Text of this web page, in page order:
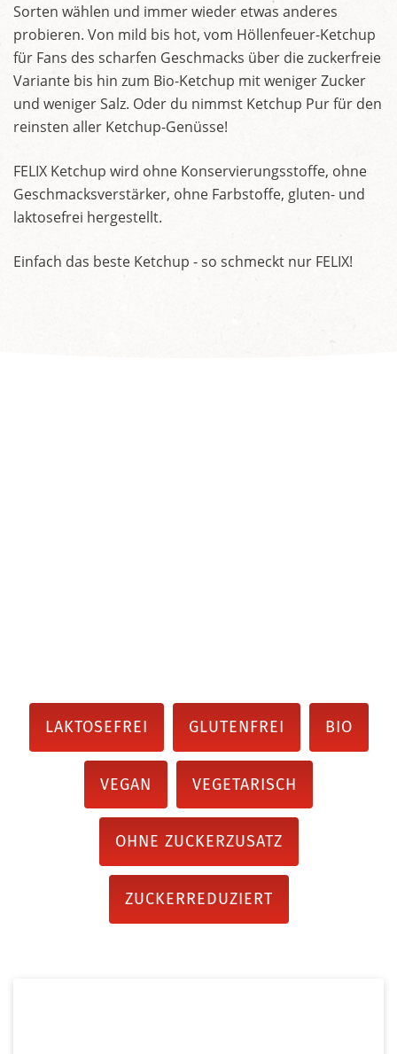
Sorten wählen und immer wieder etwas anderes
probieren. Von mild bis hot, vom Höllenfeuer-Ketchup
für Fans des scharfen Geschmacks über die zuckerfreie
Variante bis hin zum Bio-Ketchup mit weniger Zucker
und weniger Salz. Oder du nimmst Ketchup Pur für den
reinsten aller Ketchup-Genüsse!
FELIX Ketchup wird ohne Konservierungsstoffe, ohne
Geschmacksverstärker, ohne Farbstoffe, gluten- und
laktosefrei hergestellt.
Einfach das beste Ketchup - so schmeckt nur FELIX!
LAKTOSEFREI GLUTENFREI BIO
VEGAN VEGETARISCH
OHNE ZUCKERZUSATZ
ZUCKERREDUZIERT